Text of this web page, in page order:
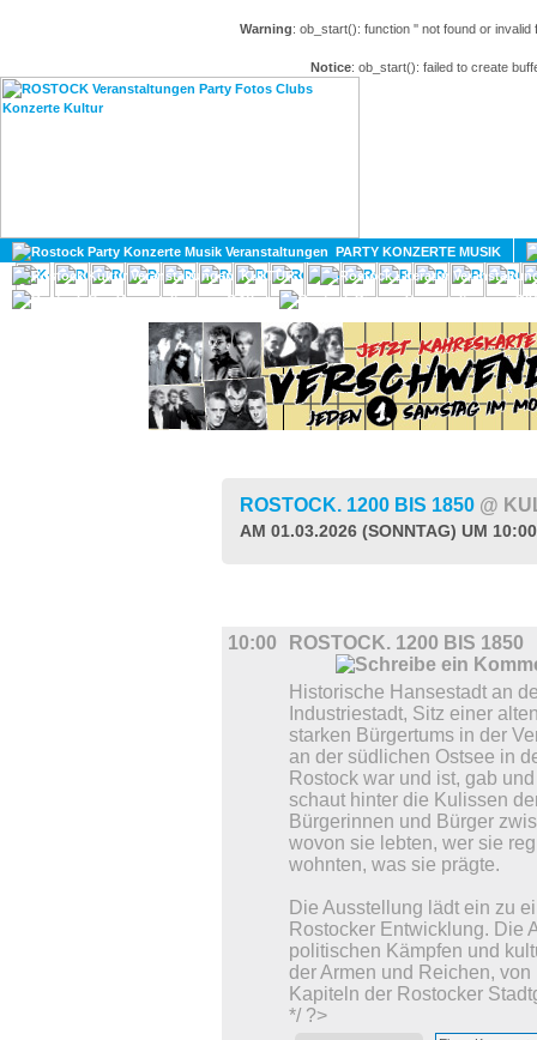
Warning: ob_start(): function '' not found or
Notice: ob_start(): failed to create
PARTY KONZERTE MUSIK
KULTUR
GAY
ROSTOCK. 1200 BIS 1850 @
AM 01.03.2026 (SONNTAG) UM
10:00 ROSTOCK. 1200 BIS 1850
Historische Hansestadt an
Industriestadt, Sitz einer
starken Bürgertums in der
an der südlichen Ostsee in
Rostock war und ist, gab
schaut hinter die Kulissen
Bürgerinnen und Bürger
wovon sie lebten, wer sie
wohnten, was sie prägte.
Die Ausstellung lädt ein zu
Rostocker Entwicklung. Die
politischen Kämpfen und
der Armen und Reichen,
Kapiteln der Rostocker
*/ ?>